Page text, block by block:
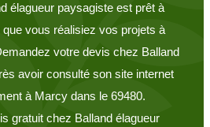
élagueur paysagiste est prêt à
vous réalisiez vos projets à
votre devis chez Balland
avoir consulté son site internet
à Marcy dans le 69480.
gratuit chez Balland élagueur